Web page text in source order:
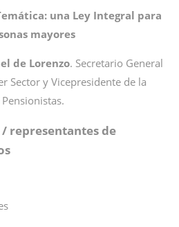
una Ley Integral para
mayores
de Lorenzo. Secretario General
Sector y Vicepresidente de la
representantes de